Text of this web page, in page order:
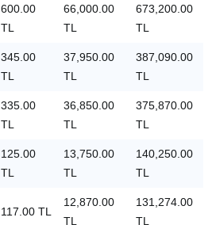
600.00
TL
66,000.00
TL
673,200.00
TL
345.00
TL
37,950.00
TL
387,090.00
TL
335.00
TL
36,850.00
TL
375,870.00
TL
125.00
TL
13,750.00
TL
140,250.00
TL
117.00 TL
12,870.00
TL
131,274.00
TL